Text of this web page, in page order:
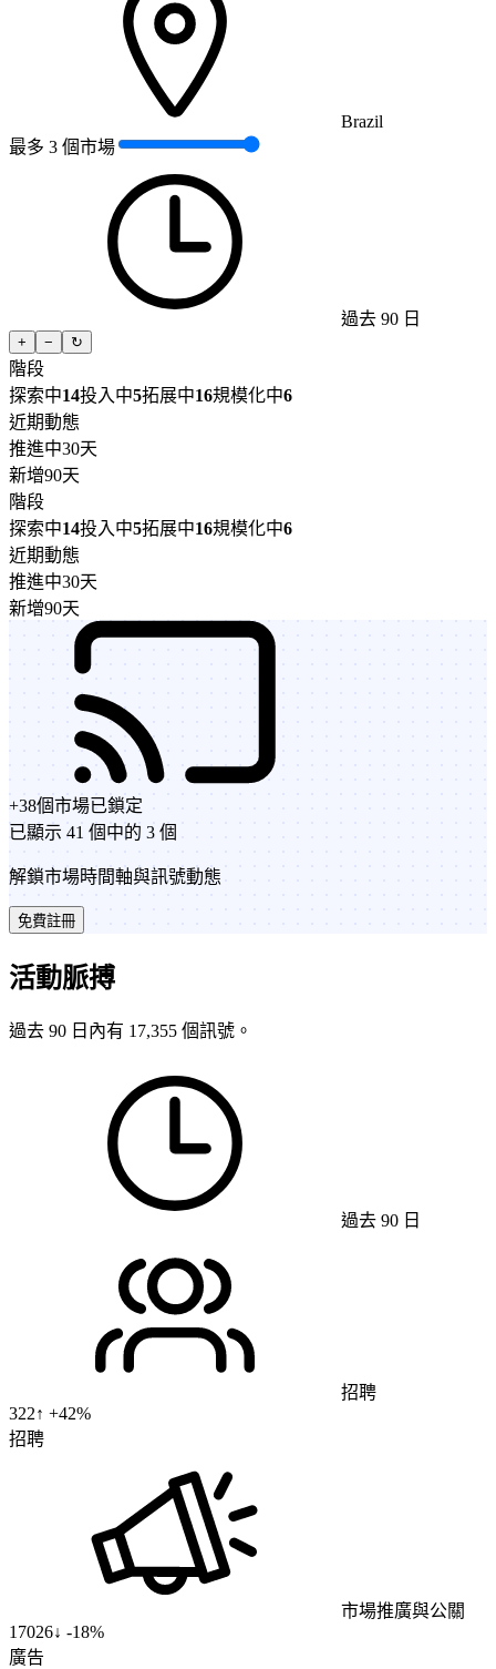
Brazil
最多 3 個市場
過去 90 日
+ − ↻
階段
探索中14投入中5拓展中16規模化中6
近期動態
推進中30天
新增90天
階段
探索中14投入中5拓展中16規模化中6
近期動態
推進中30天
新增90天
+38個市場已鎖定
已顯示 41 個中的 3 個
解鎖市場時間軸與訊號動態
免費註冊
活動脈搏
過去 90 日內有 17,355 個訊號。
過去 90 日
招聘
322↑ +42%
招聘
市場推廣與公關
17026↓ -18%
廣告